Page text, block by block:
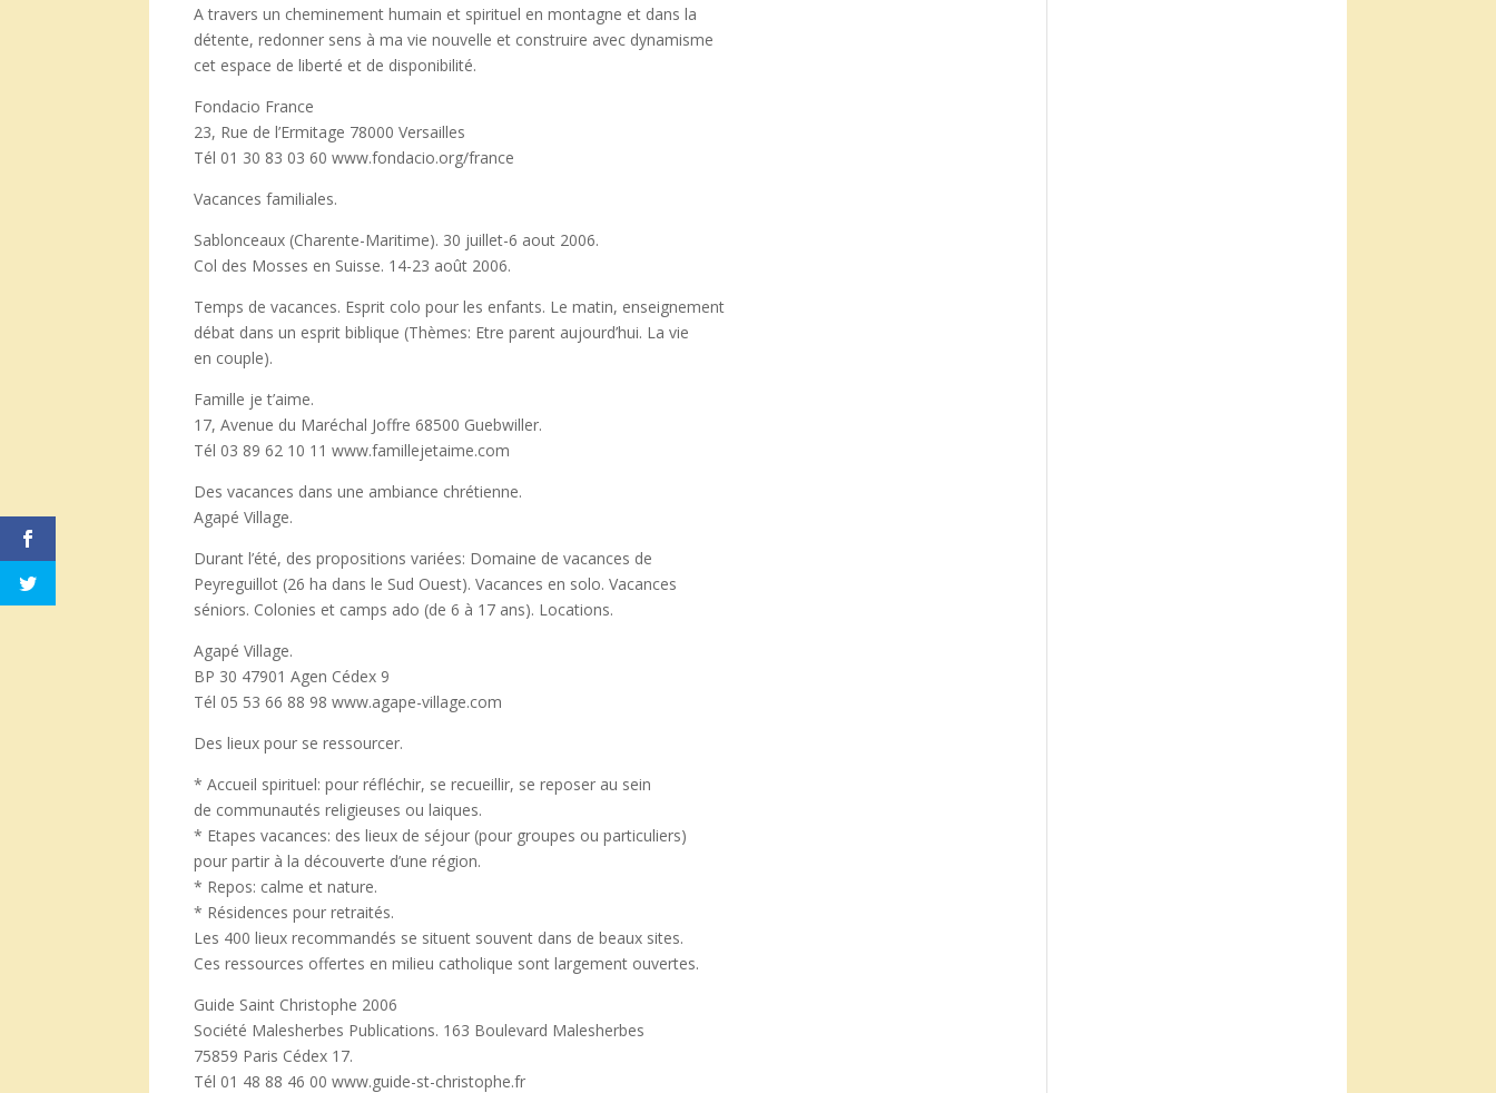
A travers un cheminement humain et spirituel en montagne et dans la
détente, redonner sens à ma vie nouvelle et construire avec dynamisme
cet espace de liberté et de disponibilité.
Fondacio France
23, Rue de l’Ermitage 78000 Versailles
Tél 01 30 83 03 60 www.fondacio.org/france
Vacances familiales.
Sablonceaux (Charente-Maritime). 30 juillet-6 aout 2006.
Col des Mosses en Suisse. 14-23 août 2006.
Temps de vacances. Esprit colo pour les enfants. Le matin, enseignement
débat dans un esprit biblique (Thèmes: Etre parent aujourd’hui. La vie
en couple).
Famille je t’aime.
17, Avenue du Maréchal Joffre 68500 Guebwiller.
Tél 03 89 62 10 11 www.famillejetaime.com
Des vacances dans une ambiance chrétienne.
Agapé Village.
Durant l’été, des propositions variées: Domaine de vacances de
Peyreguillot (26 ha dans le Sud Ouest). Vacances en solo. Vacances
séniors. Colonies et camps ado (de 6 à 17 ans). Locations.
Agapé Village.
BP 30 47901 Agen Cédex 9
Tél 05 53 66 88 98 www.agape-village.com
Des lieux pour se ressourcer.
* Accueil spirituel: pour réfléchir, se recueillir, se reposer au sein
de communautés religieuses ou laiques.
* Etapes vacances: des lieux de séjour (pour groupes ou particuliers)
pour partir à la découverte d’une région.
* Repos: calme et nature.
* Résidences pour retraités.
Les 400 lieux recommandés se situent souvent dans de beaux sites.
Ces ressources offertes en milieu catholique sont largement ouvertes.
Guide Saint Christophe 2006
Société Malesherbes Publications. 163 Boulevard Malesherbes
75859 Paris Cédex 17.
Tél 01 48 88 46 00 www.guide-st-christophe.fr